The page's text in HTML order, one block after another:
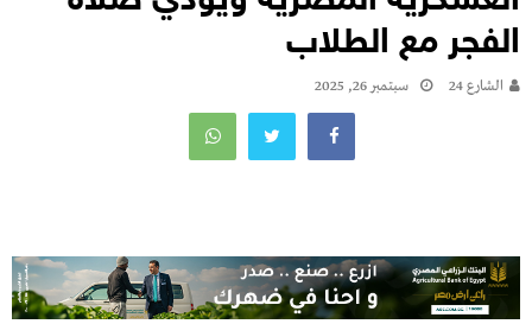
الفجر مع الطلاب
الشارع 24 سبتمبر 26, 2025